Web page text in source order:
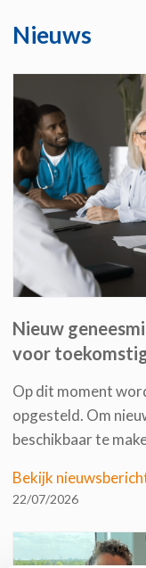
Nieuws
Nieuw
voor
Op dit moment
opgesteld. Om
beschikbaar te
Bekijk
22/07/2026